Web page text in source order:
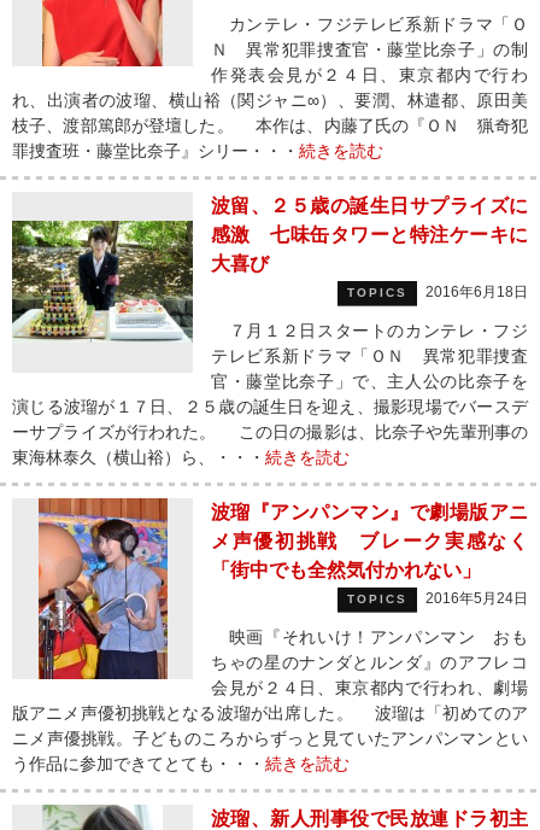
カンテレ・フジテレビ系新ドラマ「Ｏ
Ｎ 異常犯罪捜査官・藤堂比奈子」の制
作発表会見が２４日、東京都内で行わ
れ、出演者の波瑠、横山裕（関ジャニ∞）、要潤、林遣都、原田美
枝子、渡部篤郎が登壇した。 本作は、内藤了氏の『ＯＮ 猟奇犯
罪捜査班・藤堂比奈子』シリー・・・ 続きを読む
波留、２５歳の誕生日サプライズに
感激 七味缶タワーと特注ケーキに
大喜び
TOPICS 2016年6月18日
７月１２日スタートのカンテレ・フジ
テレビ系新ドラマ「ＯＮ 異常犯罪捜査
官・藤堂比奈子」で、主人公の比奈子を
演じる波瑠が１７日、２５歳の誕生日を迎え、撮影現場でバースデ
ーサプライズが行われた。 この日の撮影は、比奈子や先輩刑事の
東海林泰久（横山裕）ら、・・・ 続きを読む
波瑠『アンパンマン』で劇場版アニ
メ声優初挑戦 ブレーク実感なく
「街中でも全然気付かれない」
TOPICS 2016年5月24日
映画『それいけ！アンパンマン おも
ちゃの星のナンダとルンダ』のアフレコ
会見が２４日、東京都内で行われ、劇場
版アニメ声優初挑戦となる波瑠が出席した。 波瑠は「初めてのア
ニメ声優挑戦。子どものころからずっと見ていたアンパンマンとい
う作品に参加できてとても・・・ 続きを読む
波瑠、新人刑事役で民放連ドラ初主